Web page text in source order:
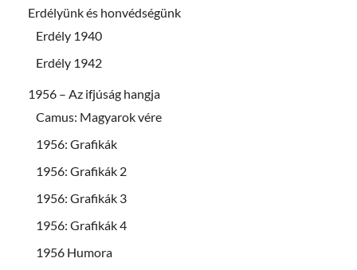
Erdélyünk és honvédségünk
Erdély 1940
Erdély 1942
1956 – Az ifjúság hangja
Camus: Magyarok vére
1956: Grafikák
1956: Grafikák 2
1956: Grafikák 3
1956: Grafikák 4
1956 Humora